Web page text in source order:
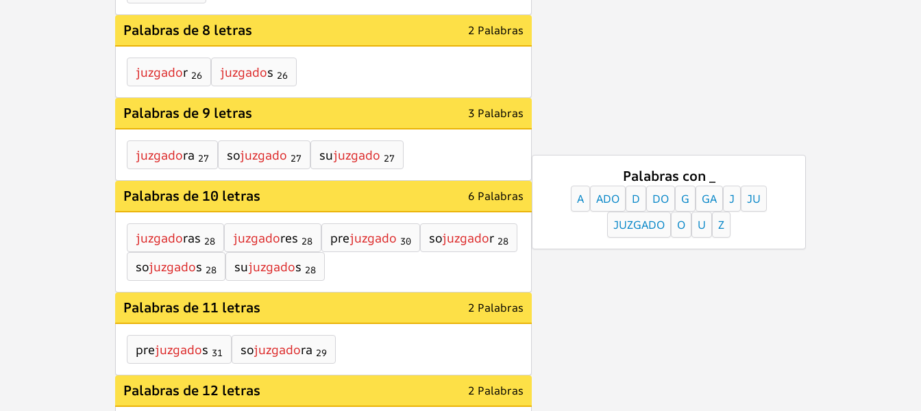
Palabras de 8 letras 2 Palabras
juzgador 26 juzgados 26
Palabras de 9 letras 3 Palabras
juzgadora 27 sojuzgado 27 sujuzgado 27
Palabras de 10 letras 6 Palabras
juzgadoras 28 juzgadores 28 prejuzgado 30 sojuzgador 28
sojuzgados 28 sujuzgados 28
Palabras de 11 letras 2 Palabras
prejuzgados 31 sojuzgadora 29
Palabras de 12 letras 2 Palabras
Palabras con _
A ADO D DO G GA J
JU
JUZGADO
O U Z